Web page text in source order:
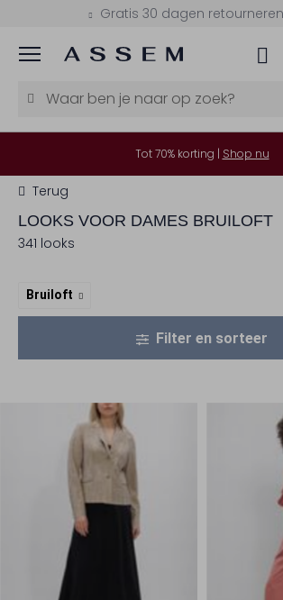
Betaal achteraf met Klarna
Menu
Tot 70% korting | Shop nu
Terug
LOOKS VOOR DAMES BRUILOFT
341 looks
Bruiloft
Filter en sorteer